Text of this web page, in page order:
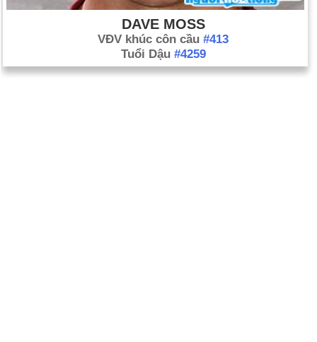
DAVE MOSS
VĐV khúc côn cầu #413
Tuổi Dậu #4259